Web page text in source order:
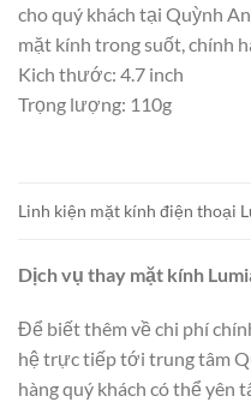
cho quý khách tại Quỳnh
mặt kính trong suốt, chính
Kich thước: 4.7 inch
Trọng lượng: 110g
Linh kiện mặt kính điện thoại
Dịch vụ thay mặt kính
Để biết thêm về chi phí
hệ trực tiếp tới trung tâm
hàng quý khách có thể yên